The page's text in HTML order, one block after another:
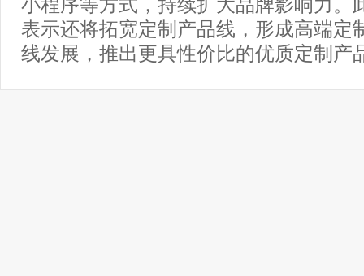
表示还将拓宽定制产品线，形成高端定
线发展，推出更具性价比的优质定制产